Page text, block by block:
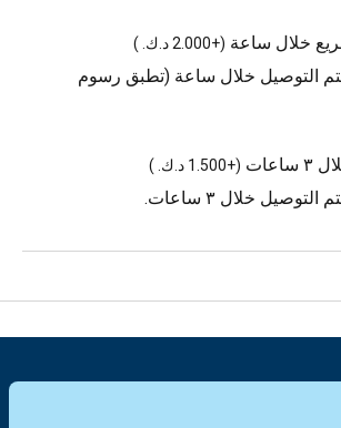
خلال ساعة (+2.000 د.ك. )
التوصيل خلال ساعة (تطبق رسوم
(+1.500 د.ك. )
خلال ٣ ساعات.